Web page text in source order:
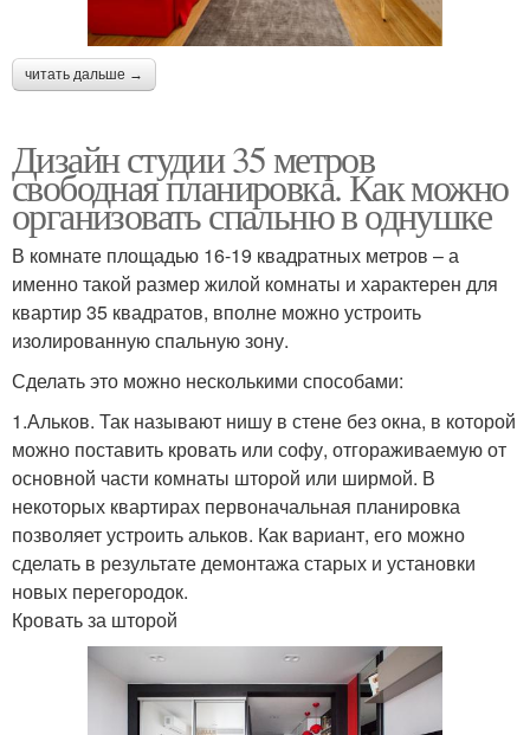
читать дальше →
Дизайн студии 35 метров
свободная планировка. Как можно
организовать спальню в однушке
В комнате площадью 16-19 квадратных метров – а
именно такой размер жилой комнаты и характерен для
квартир 35 квадратов, вполне можно устроить
изолированную спальную зону.
Сделать это можно несколькими способами:
1.Альков. Так называют нишу в стене без окна, в которой
можно поставить кровать или софу, отгораживаемую от
основной части комнаты шторой или ширмой. В
некоторых квартирах первоначальная планировка
позволяет устроить альков. Как вариант, его можно
сделать в результате демонтажа старых и установки
новых перегородок.
Кровать за шторой